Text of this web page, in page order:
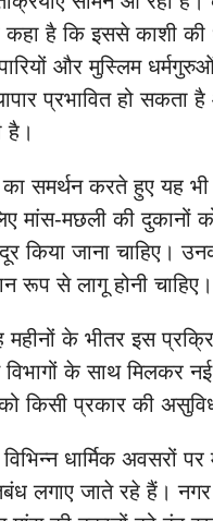
है कि इससे काशी की
और मुस्लिम
प्रभावित हो सकता
है।
समर्थन करते हुए यह
मांस-मछली की दुकानों
किया जाना चाहिए।
रूप से लागू होनी चाहिए।
के भीतर इस
के साथ मिलकर
को किसी प्रकार की
धार्मिक अवसरों
लगाए जाते रहे हैं।